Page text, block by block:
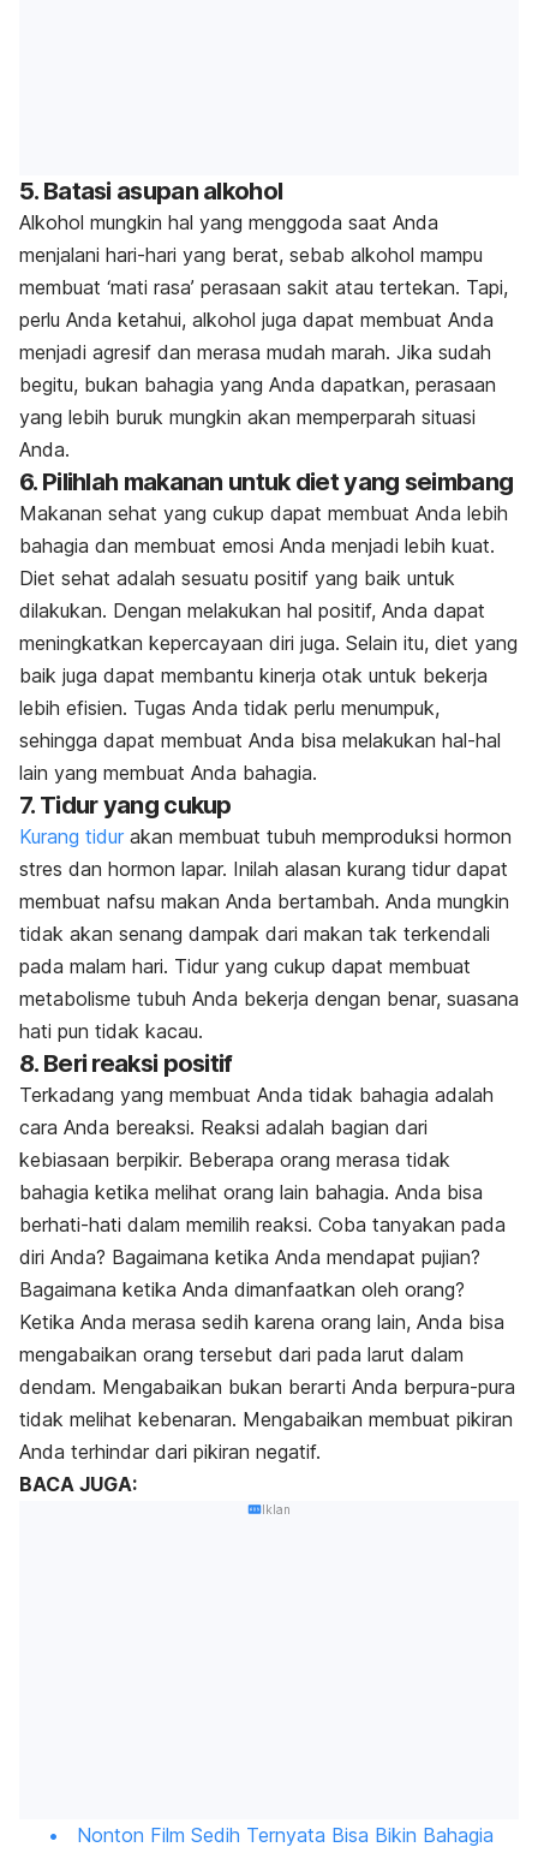
5. Batasi asupan alkohol
Alkohol mungkin hal yang menggoda saat Anda
menjalani hari-hari yang berat, sebab alkohol mampu
membuat ‘mati rasa’ perasaan sakit atau tertekan. Tapi,
perlu Anda ketahui, alkohol juga dapat membuat Anda
menjadi agresif dan merasa mudah marah. Jika sudah
begitu, bukan bahagia yang Anda dapatkan, perasaan
yang lebih buruk mungkin akan memperparah situasi
Anda.
6. Pilihlah makanan untuk diet yang seimbang
Makanan sehat yang cukup dapat membuat Anda lebih
bahagia dan membuat emosi Anda menjadi lebih kuat.
Diet sehat adalah sesuatu positif yang baik untuk
dilakukan. Dengan melakukan hal positif, Anda dapat
meningkatkan kepercayaan diri juga. Selain itu, diet yang
baik juga dapat membantu kinerja otak untuk bekerja
lebih efisien. Tugas Anda tidak perlu menumpuk,
sehingga dapat membuat Anda bisa melakukan hal-hal
lain yang membuat Anda bahagia.
7. Tidur yang cukup
Kurang tidur akan membuat tubuh memproduksi hormon
stres dan hormon lapar. Inilah alasan kurang tidur dapat
membuat nafsu makan Anda bertambah. Anda mungkin
tidak akan senang dampak dari makan tak terkendali
pada malam hari. Tidur yang cukup dapat membuat
metabolisme tubuh Anda bekerja dengan benar, suasana
hati pun tidak kacau.
8. Beri reaksi positif
Terkadang yang membuat Anda tidak bahagia adalah
cara Anda bereaksi. Reaksi adalah bagian dari
kebiasaan berpikir. Beberapa orang merasa tidak
bahagia ketika melihat orang lain bahagia. Anda bisa
berhati-hati dalam memilih reaksi. Coba tanyakan pada
diri Anda? Bagaimana ketika Anda mendapat pujian?
Bagaimana ketika Anda dimanfaatkan oleh orang?
Ketika Anda merasa sedih karena orang lain, Anda bisa
mengabaikan orang tersebut dari pada larut dalam
dendam. Mengabaikan bukan berarti Anda berpura-pura
tidak melihat kebenaran. Mengabaikan membuat pikiran
Anda terhindar dari pikiran negatif.
BACA JUGA:
Iklan
Nonton Film Sedih Ternyata Bisa Bikin Bahagia